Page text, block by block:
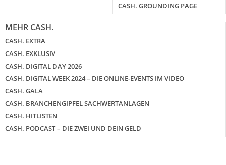
CASH. GROUNDING PAGE
MEHR CASH.
CASH. EXTRA
CASH. EXKLUSIV
CASH. DIGITAL DAY 2026
CASH. DIGITAL WEEK 2024 – DIE ONLINE-EVENTS IM VIDEO
CASH. GALA
CASH. BRANCHENGIPFEL SACHWERTANLAGEN
CASH. HITLISTEN
CASH. PODCAST – DIE ZWEI UND DEIN GELD